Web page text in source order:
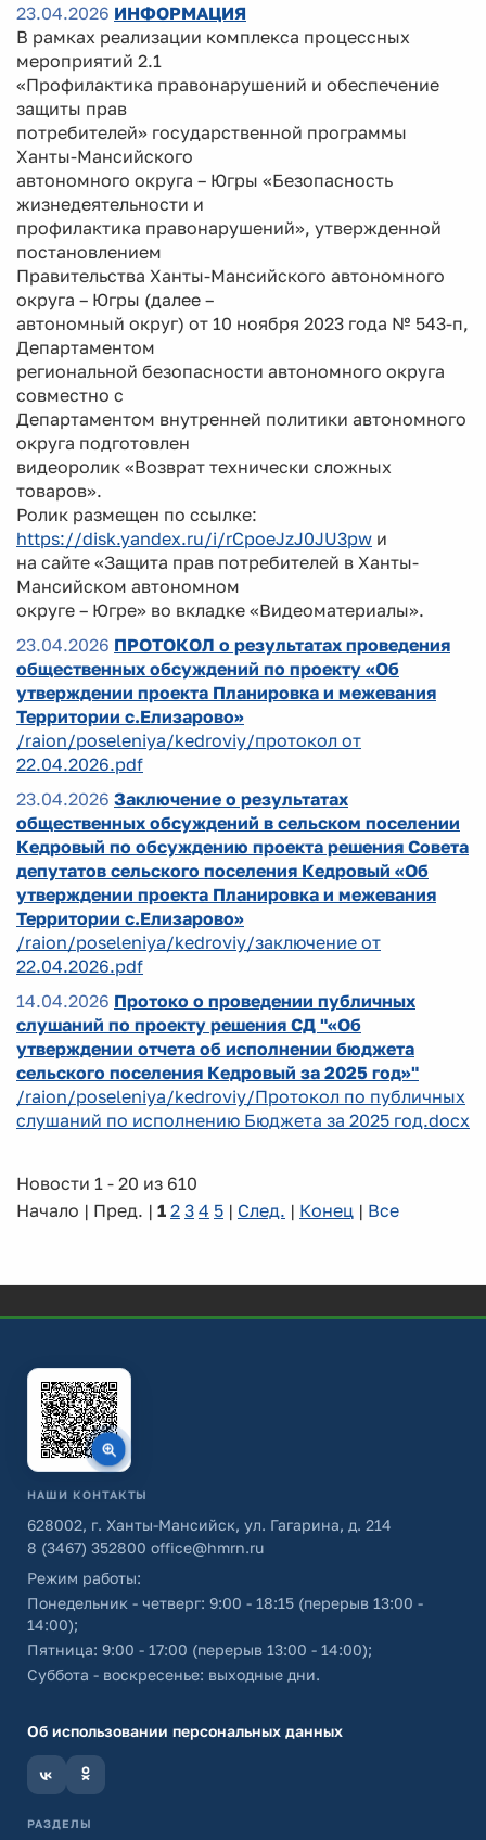
23.04.2026 ИНФОРМАЦИЯ
В рамках реализации комплекса процессных
мероприятий 2.1
«Профилактика правонарушений и обеспечение
защиты прав
потребителей» государственной программы
Ханты-Мансийского
автономного округа – Югры «Безопасность
жизнедеятельности и
профилактика правонарушений», утвержденной
постановлением
Правительства Ханты-Мансийского автономного
округа – Югры (далее –
автономный округ) от 10 ноября 2023 года № 543-п,
Департаментом
региональной безопасности автономного округа
совместно с
Департаментом внутренней политики автономного
округа подготовлен
видеоролик «Возврат технически сложных
товаров».
Ролик размещен по ссылке:
https://disk.yandex.ru/i/rCpoeJzJ0JU3pw и
на сайте «Защита прав потребителей в Ханты-
Мансийском автономном
округе – Югре» во вкладке «Видеоматериалы».
23.04.2026 ПРОТОКОЛ о результатах проведения
общественных обсуждений по проекту «Об
утверждении проекта Планировка и межевания
Территории с.Елизарово»
/raion/poseleniya/kedroviy/протокол от
22.04.2026.pdf
23.04.2026 Заключение о результатах
общественных обсуждений в сельском поселении
Кедровый по обсуждению проекта решения Совета
депутатов сельского поселения Кедровый «Об
утверждении проекта Планировка и межевания
Территории с.Елизарово»
/raion/poseleniya/kedroviy/заключение от
22.04.2026.pdf
14.04.2026 Протоко о проведении публичных
слушаний по проекту решения СД "«Об
утверждении отчета об исполнении бюджета
сельского поселения Кедровый за 2025 год»"
/raion/poseleniya/kedroviy/Протокол по публичных
слушаний по исполнению Бюджета за 2025 год.docx
Новости 1 - 20 из 610
Начало | Пред. | 1 2 3 4 5 | След. | Конец | Все
НАШИ КОНТАКТЫ
628002, г. Ханты-Мансийск, ул. Гагарина, д. 214
8 (3467) 352800 office@hmrn.ru
Режим работы:
Понедельник - четверг: 9:00 - 18:15 (перерыв 13:00 -
14:00);
Пятница: 9:00 - 17:00 (перерыв 13:00 - 14:00);
Суббота - воскресенье: выходные дни.
Об использовании персональных данных
РАЗДЕЛЫ